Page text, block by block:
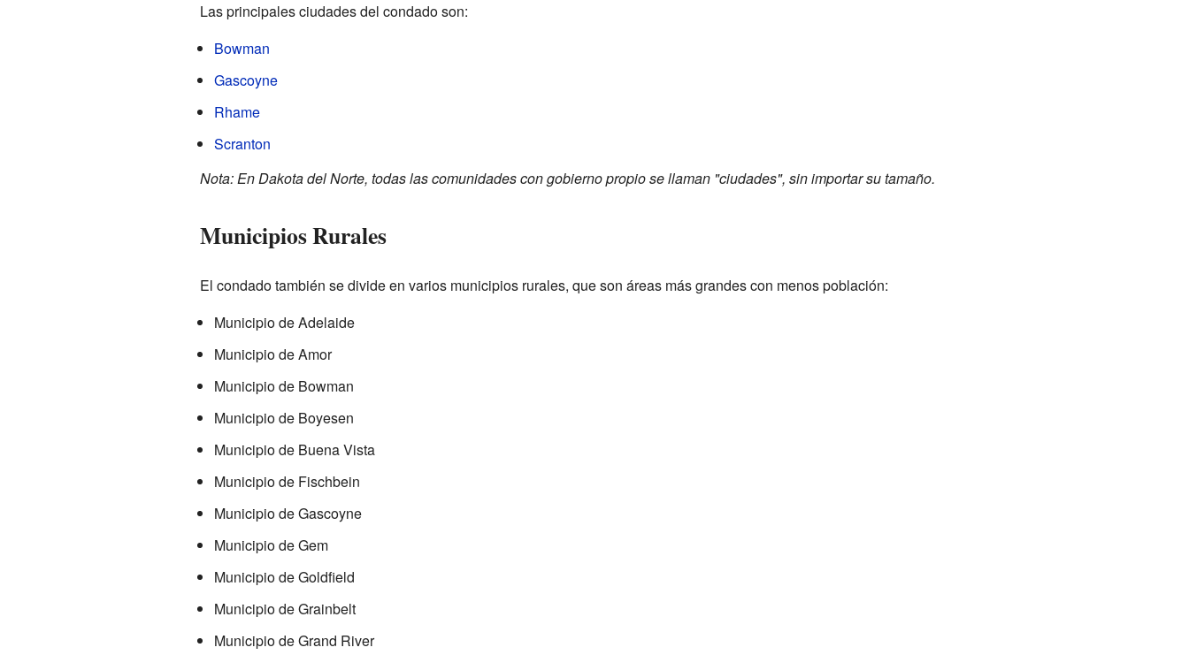
Las principales ciudades del condado son:
Bowman
Gascoyne
Rhame
Scranton
Nota: En Dakota del Norte, todas las comunidades con gobierno propio se llaman "ciudades", sin importar su tamaño.
Municipios Rurales
El condado también se divide en varios municipios rurales, que son áreas más grandes con menos población:
Municipio de Adelaide
Municipio de Amor
Municipio de Bowman
Municipio de Boyesen
Municipio de Buena Vista
Municipio de Fischbein
Municipio de Gascoyne
Municipio de Gem
Municipio de Goldfield
Municipio de Grainbelt
Municipio de Grand River